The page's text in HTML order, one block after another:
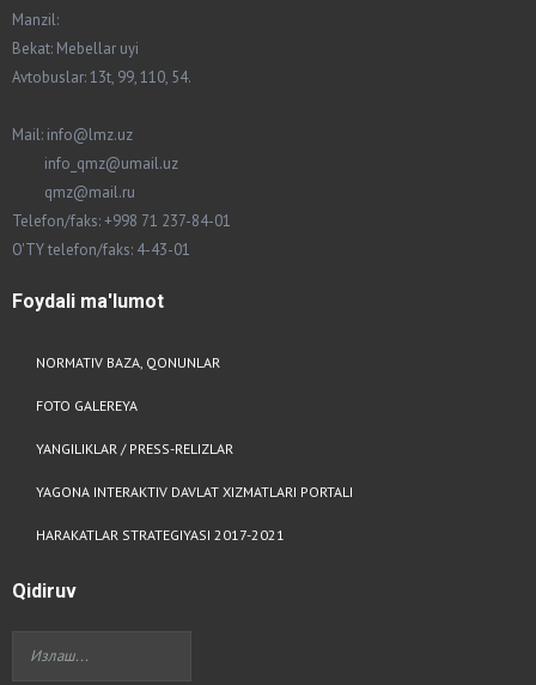
Manzil:
Bekat: Mebellar uyi
Avtobuslar: 13t, 99, 110, 54.
Mail: info@lmz.uz
info_qmz@umail.uz
qmz@mail.ru
Telefon/faks: +998 71 237-84-01
O'TY telefon/faks: 4-43-01
Foydali ma'lumot
NORMATIV BAZA, QONUNLAR
FOTO GALEREYA
YANGILIKLAR / PRESS-RELIZLAR
YAGONA INTERAKTIV DAVLAT XIZMATLARI PORTALI
HARAKATLAR STRATEGIYASI 2017-2021
Qidiruv